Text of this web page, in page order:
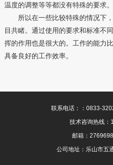
温度的调整等等都没有特殊的要求。
所以在一些比较特殊的情况下，
目共睹。通过使用的要求和标准不
挥的作用也是很大的。工作的能力
具备良好的工作效率。
联系电话：：0833-
技术咨询热线
邮箱：
公司地址：乐山市五